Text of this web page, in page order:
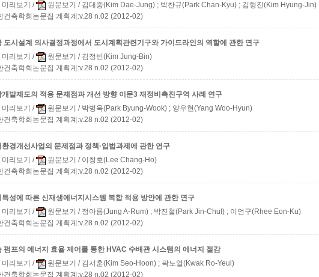
미리보기 / 원문보기 / 김대중(Kim Dae-Jung) ; 박찬규(Park Chan-Kyu) ; 김형진(Kim Hyung-Jin)
건축학회논문집 계획계:v.28 n.02 (2012-02)
도시설계 의사결정과정에서 도시계획관련기구와 가이드라인의 역할에 관한 연구
미리보기 / 원문보기 / 김정빈(Kim Jung-Bin)
건축학회논문집 계획계:v.28 n.02 (2012-02)
개발제도의 적용 문제점과 개선 방향 이문3 재정비촉진구역 사례 연구
미리보기 / 원문보기 / 박병욱(Park Byung-Wook) ; 양우현(Yang Woo-Hyun)
건축학회논문집 계획계:v.28 n.02 (2012-02)
환경개선사업의 문제점과 정책·입법과제에 관한 연구
미리보기 / 원문보기 / 이창호(Lee Chang-Ho)
건축학회논문집 계획계:v.28 n.02 (2012-02)
특성에 따른 신재생에너지시스템 복합 적용 방안에 관한 연구
미리보기 / 원문보기 / 정아름(Jung A-Rum) ; 박진철(Park Jin-Chul) ; 이언구(Rhee Eon-Ku)
건축학회논문집 계획계:v.28 n.02 (2012-02)
펌프의 에너지 효율 제어를 통한 HVAC 수배관 시스템의 에너지 절감
미리보기 / 원문보기 / 김서훈(Kim Seo-Hoon) ; 곽노열(Kwak Ro-Yeul)
건축학회논문집 계획계:v.28 n.02 (2012-02)